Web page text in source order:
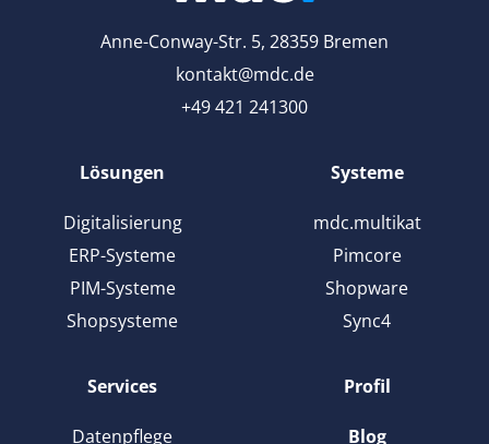
Anne-Conway-Str. 5, 28359 Bremen
kontakt@mdc.de
+49 421 241300
Lösungen
Digitalisierung
ERP-Systeme
PIM-Systeme
Shopsysteme
Systeme
mdc.multikat
Pimcore
Shopware
Sync4
Services
Datenpflege
Profil
Blog